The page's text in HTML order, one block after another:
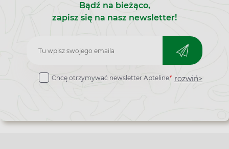
Bądź na bieżąco,
zapisz się na nasz newsletter!
Zapisz
do
Chcę otrzymywać newsletter Apteline* rozwiń>